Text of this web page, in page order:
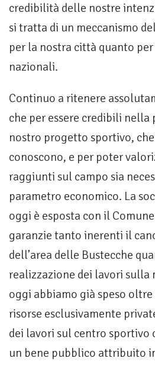
credibilità delle nostre
si tratta di un meccanismo
per la nostra città quanto
nazionali.
Continuo a ritenere
che per essere credibili nella
nostro progetto sportivo,
conoscono, e per poter
raggiunti sul campo sia
parametro economico. La
oggi è esposta con il
garanzie tanto inerenti il
dell’area delle Bustecche
realizzazione dei lavori sulla
oggi abbiamo già speso
risorse esclusivamente
dei lavori sul centro sportivo
un bene pubblico attribuito